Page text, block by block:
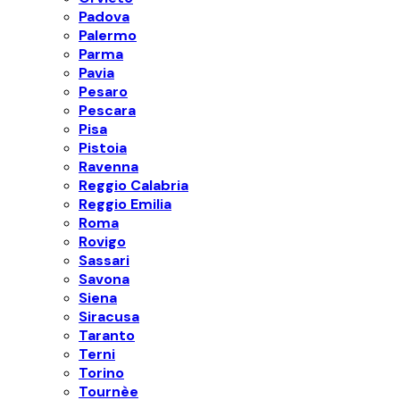
Padova
Palermo
Parma
Pavia
Pesaro
Pescara
Pisa
Pistoia
Ravenna
Reggio Calabria
Reggio Emilia
Roma
Rovigo
Sassari
Savona
Siena
Siracusa
Taranto
Terni
Torino
Tournèe